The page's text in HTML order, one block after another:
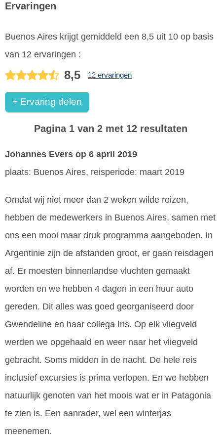
Ervaringen
Buenos Aires krijgt gemiddeld een 8,5 uit 10 op basis
van 12 ervaringen :
8,5 12 ervaringen
+ Ervaring delen
Pagina 1 van 2 met 12 resultaten
Johannes Evers op 6 april 2019
plaats: Buenos Aires, reisperiode: maart 2019
Omdat wij niet meer dan 2 weken wilde reizen,
hebben de medewerkers in Buenos Aires, samen met
ons een mooi maar druk programma aangeboden. In
Argentinie zijn de afstanden groot, er gaan reisdagen
af. Er moesten binnenlandse vluchten gemaakt
worden en we hebben 4 dagen in een huur auto
gereden. Dit alles was goed georganiseerd door
Gwendeline en haar collega Iris. Op elk vliegveld
werden we opgehaald en weer naar het vliegveld
gebracht. Soms midden in de nacht. De hele reis
inclusief excursies is prima verlopen. En we hebben
natuurlijk genoten van het moois wat er in Patagonia
te zien is. Een aanrader, wel een winterjas
meenemen.